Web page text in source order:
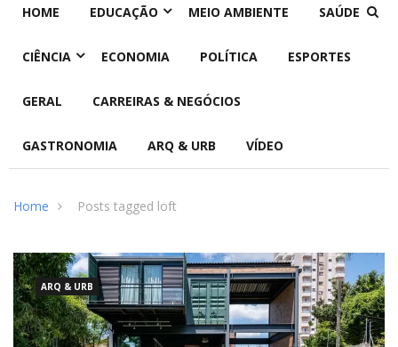
HOME EDUCAÇÃO MEIO AMBIENTE SAÚDE
CIÊNCIA ECONOMIA POLÍTICA ESPORTES
GERAL CARREIRAS & NEGÓCIOS
GASTRONOMIA ARQ & URB VÍDEO
Home Posts tagged loft
ARQ & URB